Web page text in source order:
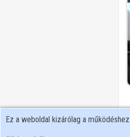
Ez a weboldal kizárólag a